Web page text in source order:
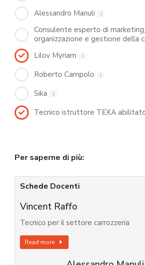
Alessandro Manuli 1
Consulente esperto di marketing,
organizzazione e gestione della
Lilov Myriam 1
Roberto Campolo 1
Sika 1
Tecnico istruttore TEXA
Per saperne di più:
Schede Docenti
Vincent Raffo
Tecnico per il settore carrozzeria
Read more